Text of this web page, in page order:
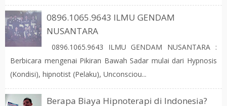
0896.1065.9643 ILMU GENDAM
NUSANTARA
0896.1065.9643 ILMU GENDAM NUSANTARA :
Berbicara mengenai Pikiran Bawah Sadar mulai dari Hypnosis
(Kondisi), hipnotist (Pelaku), Unconsciou...
Berapa Biaya Hipnoterapi di Indonesia?